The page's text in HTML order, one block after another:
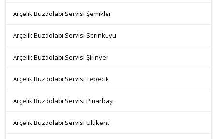
Arçelik Buzdolabı Servisi Şemikler
Arçelik Buzdolabı Servisi Serinkuyu
Arçelik Buzdolabı Servisi Şirinyer
Arçelik Buzdolabı Servisi Tepecik
Arçelik Buzdolabı Servisi Pınarbaşı
Arçelik Buzdolabı Servisi Ulukent